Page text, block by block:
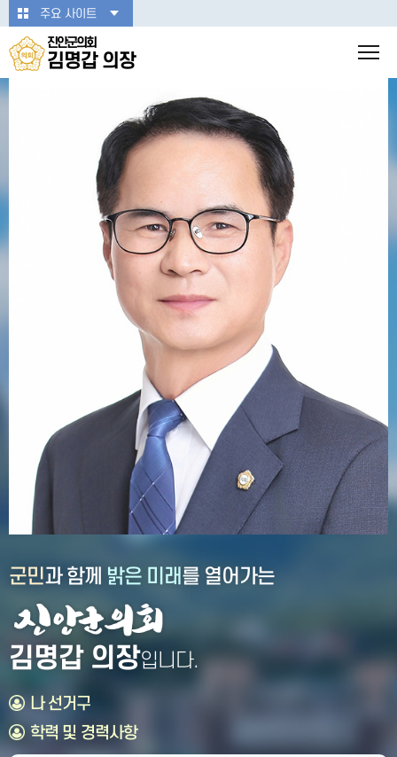
본문바로가기주요 사이트
진안군의회
김명갑 의장
군민과 함께 밝은 미래를 열어가는
김명갑 의장입니다.
나 선거구
학력 및 경력사항